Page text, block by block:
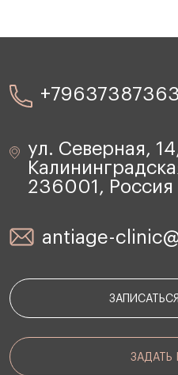
+79637387363
ул. Северная,
236001, Россия
antiage-